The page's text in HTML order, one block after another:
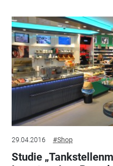
29.04.2016 #Shop
Studie